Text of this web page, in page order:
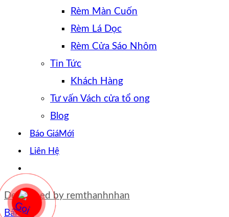
Rèm Màn Cuốn
Rèm Lá Dọc
Rèm Cửa Sáo Nhôm
Tin Tức
Khách Hàng
Tư vấn Vách cửa tổ ong
Blog
Báo Giá
Liên Hệ
Developed by remthanhnhan
Bản đồ